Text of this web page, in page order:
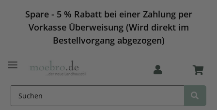
Spare - 5 % Rabatt bei einer Zahlung per
Vorkasse Überweisung (Wird direkt im
Bestellvorgang abgezogen)